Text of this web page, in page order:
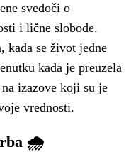
svedoči o
i lične slobode.
kada se život jedne
kada je preuzela
izazove koji su je
vrednosti.
🌧️